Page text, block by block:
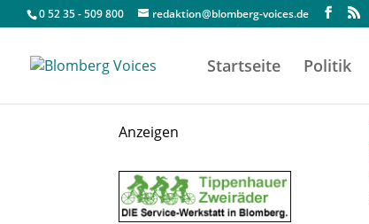
0 52 35 - 509 800 redaktion@blomberg-voices.de
Startseite Politik
Anzeigen